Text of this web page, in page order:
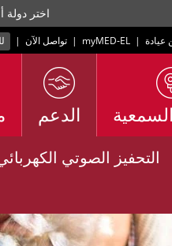
اختر
عيادة |
myMED‑EL
| تواصل الآن |
الدعم
التحفيز الصوتي